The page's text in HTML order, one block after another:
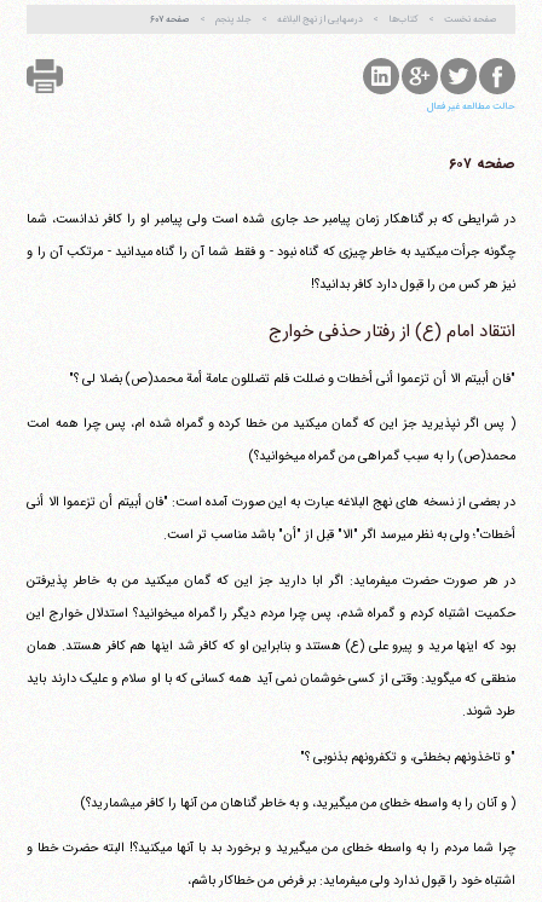
صفحه نخست کتاب‌ها درسهایی از نهج البلاغه جلد پنجم صفحه ۶۰۷
حالت مطالعه غیر فعال
صفحه ۶۰۷
در شرایطی که بر گناهکار زمان پیامبر حد جاری شده است ولی پیامبر او را کافر ندانست، شما
چگونه جرأت می‎کنید به خاطر چیزی که گناه نبود - و فقط شما آن را گناه می‎دانید - مرتکب آن را و
نیز هر کس من را قبول دارد کافر بدانید؟!
انتقاد امام (ع) از رفتار حذفی خوارج
"فان أبیتم الا أن تزعموا أنی أخطات و ضللت فلم تضللون عامة أمة محمد(ص) بضلا لی ؟"
( پس اگر نپذیرید جز این که گمان می‎کنید من خطا کرده و گمراه شده ام، پس چرا همه امت
محمد(ص) را به سبب گمراهی من گمراه می‎خوانید؟)
در بعضی از نسخه های نهج البلاغه عبارت به این صورت آمده است: "فان أبیتم أن تزعموا الا أنی
أخطات"؛ ولی به نظر می‎رسد اگر "الا" قبل از "أن" باشد مناسب تر است.
در هر صورت حضرت می‎فرماید: اگر ابا دارید جز این که گمان می‎کنید من به خاطر پذیرفتن
حکمیت اشتباه کردم و گمراه شدم، پس چرا مردم دیگر را گمراه می‎خوانید؟ استدلال خوارج این
بود که اینها مرید و پیرو علی (ع) هستند و بنابراین او که کافر شد اینها هم کافر هستند. همان
منطقی که می‎گوید: وقتی از کسی خوشمان نمی آید همه کسانی که با او سلام و علیک دارند باید
طرد شوند.
"و تاخذونهم بخطئی، و تکفرونهم بذنوبی ؟"
( و آنان را به واسطه خطای من می‎گیرید، و به خاطر گناهان من آنها را کافر می‎شمارید؟)
چرا شما مردم را به واسطه خطای من می‎گیرید و برخورد بد با آنها می‎کنید؟! البته حضرت خطا و
اشتباه خود را قبول ندارد ولی می‎فرماید: بر فرض من خطاکار باشم،